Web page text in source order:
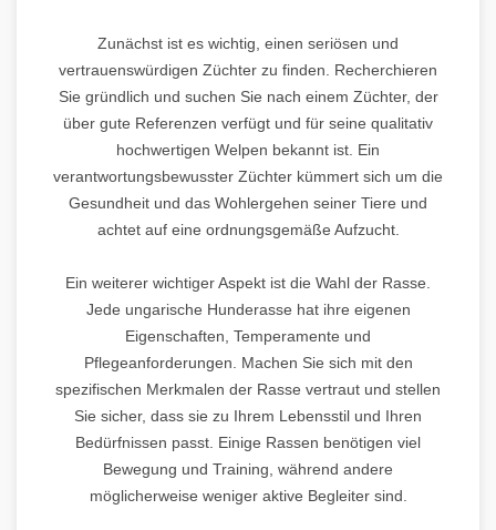
Zunächst ist es wichtig, einen seriösen und
vertrauenswürdigen Züchter zu finden. Recherchieren
Sie gründlich und suchen Sie nach einem Züchter, der
über gute Referenzen verfügt und für seine qualitativ
hochwertigen Welpen bekannt ist. Ein
verantwortungsbewusster Züchter kümmert sich um die
Gesundheit und das Wohlergehen seiner Tiere und
achtet auf eine ordnungsgemäße Aufzucht.
Ein weiterer wichtiger Aspekt ist die Wahl der Rasse.
Jede ungarische Hunderasse hat ihre eigenen
Eigenschaften, Temperamente und
Pflegeanforderungen. Machen Sie sich mit den
spezifischen Merkmalen der Rasse vertraut und stellen
Sie sicher, dass sie zu Ihrem Lebensstil und Ihren
Bedürfnissen passt. Einige Rassen benötigen viel
Bewegung und Training, während andere
möglicherweise weniger aktive Begleiter sind.